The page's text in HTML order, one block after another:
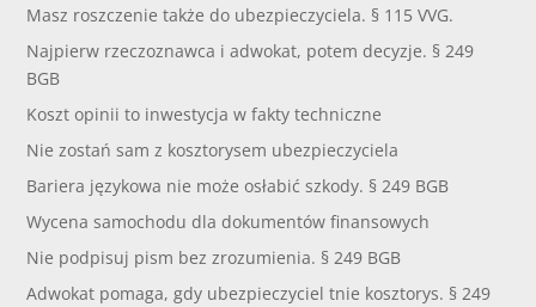
Masz roszczenie także do ubezpieczyciela. § 115 VVG.
Najpierw rzeczoznawca i adwokat, potem decyzje. § 249
BGB
Koszt opinii to inwestycja w fakty techniczne
Nie zostań sam z kosztorysem ubezpieczyciela
Bariera językowa nie może osłabić szkody. § 249 BGB
Wycena samochodu dla dokumentów finansowych
Nie podpisuj pism bez zrozumienia. § 249 BGB
Adwokat pomaga, gdy ubezpieczyciel tnie kosztorys. § 249